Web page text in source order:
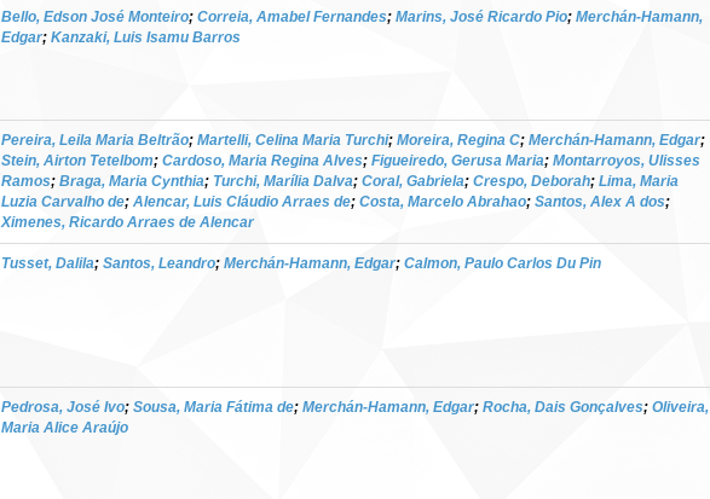
Bello, Edson José Monteiro; Correia, Amabel Fernandes; Marins, José Ricardo Pio; Merchán-Hamann,
Edgar; Kanzaki, Luis Isamu Barros
Pereira, Leila Maria Beltrão; Martelli, Celina Maria Turchi; Moreira, Regina C; Merchán-Hamann, Edgar;
Stein, Airton Tetelbom; Cardoso, Maria Regina Alves; Figueiredo, Gerusa Maria; Montarroyos, Ulisses
Ramos; Braga, Maria Cynthia; Turchi, Marília Dalva; Coral, Gabriela; Crespo, Deborah; Lima, Maria
Luzia Carvalho de; Alencar, Luis Cláudio Arraes de; Costa, Marcelo Abrahao; Santos, Alex A dos;
Ximenes, Ricardo Arraes de Alencar
Tusset, Dalila; Santos, Leandro; Merchán-Hamann, Edgar; Calmon, Paulo Carlos Du Pin
Pedrosa, José Ivo; Sousa, Maria Fátima de; Merchán-Hamann, Edgar; Rocha, Dais Gonçalves; Oliveira,
Maria Alice Araújo